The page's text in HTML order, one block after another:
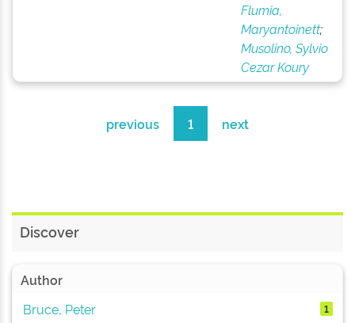
Flumia,
Maryantoinett;
Musolino, Sylvio
Cezar Koury
previous 1 next
Discover
Author
Bruce, Peter
1